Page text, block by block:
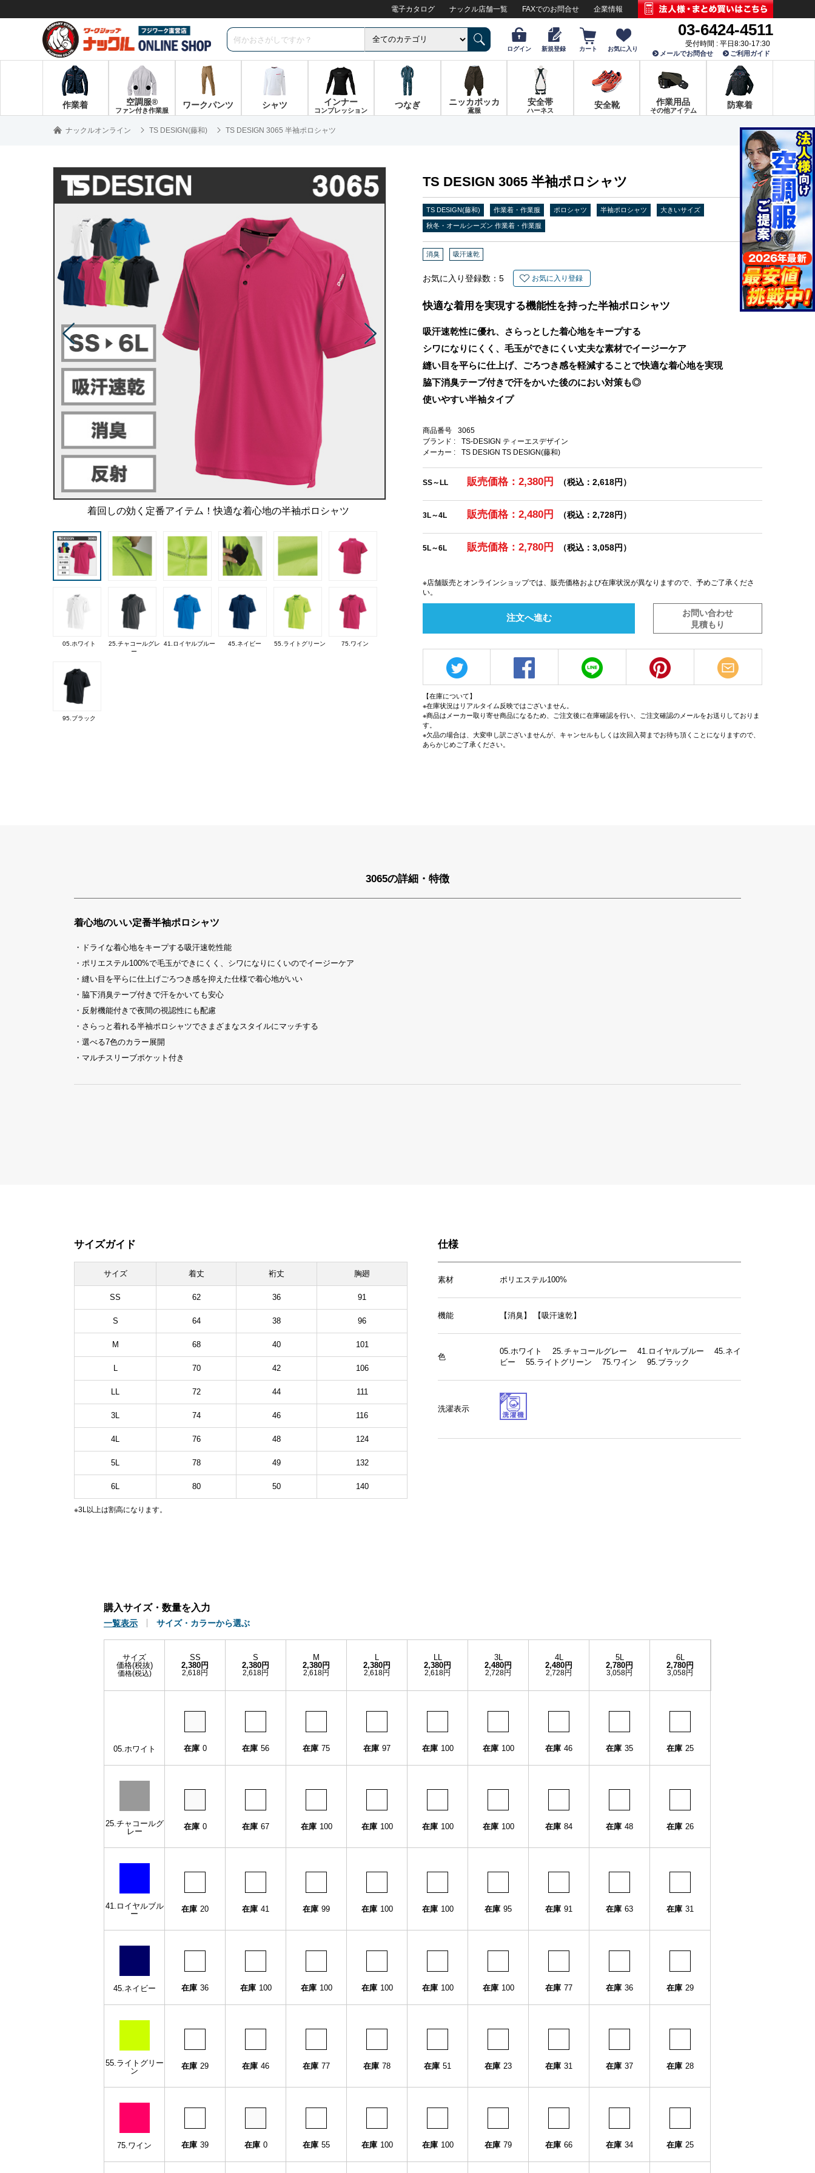
電子カタログ ナックル店舗一覧 FAXでのお問合せ 企業情報
ログイン 新規登録 カート お気に入り
03-6424-4511
受付時間 : 平日8:30-17:30
メールでお問合せ ご利用ガイド
作業着 空調服®
ファン付き作業服
ワークパンツ シャツ インナー
コンプレッション
つなぎ ニッカポッカ
鳶服
安全帯
ハーネス
安全靴 作業用品
その他アイテム
防寒着
ナックルオンライン TS DESIGN(藤和) TS DESIGN 3065 半袖ポロシャツ
着回しの効く定番アイテム！快適な着心地の半袖ポロシャツ
05.ホワイト
25.チャコールグレ
ー
41.ロイヤルブルー 45.ネイビー 55.ライトグリーン 75.ワイン
95.ブラック
TS DESIGN 3065 半袖ポロシャツ
TS DESIGN(藤和) 作業着・作業服 ポロシャツ 半袖ポロシャツ 大きいサイズ
秋冬・オールシーズン 作業着・作業服
消臭 吸汗速乾
お気に入り登録数： 5 お気に入り登録
快適な着用を実現する機能性を持った半袖ポロシャツ
吸汗速乾性に優れ、さらっとした着心地をキープする
シワになりにくく、毛玉ができにくい丈夫な素材でイージーケア
縫い目を平らに仕上げ、ごろつき感を軽減することで快適な着心地を実現
脇下消臭テープ付きで汗をかいた後のにおい対策も◎
使いやすい半袖タイプ
商品番号
3065
ブランド :
TS-DESIGN ティーエスデザイン
メーカー :
TS DESIGN TS DESIGN(藤和)
SS～LL 販売価格：2,380円 （税込：2,618円）
3L～4L 販売価格：2,480円 （税込：2,728円）
5L～6L 販売価格：2,780円 （税込：3,058円）
※店舗販売とオンラインショップでは、販売価格および在庫状況が異なりますので、予めご了承くださ
い。
注文へ進む
お問い合わせ
見積もり
【在庫について】
※在庫状況はリアルタイム反映ではございません。
※商品はメーカー取り寄せ商品になるため、ご注文後に在庫確認を行い、ご注文確認のメールをお送りしておりま
す。
※欠品の場合は、大変申し訳ございませんが、キャンセルもしくは次回入荷までお待ち頂くことになりますので、
あらかじめご了承ください。
3065の詳細・特徴
着心地のいい定番半袖ポロシャツ
・ドライな着心地をキープする吸汗速乾性能
・ポリエステル100%で毛玉ができにくく、シワになりにくいのでイージーケア
・縫い目を平らに仕上げごろつき感を抑えた仕様で着心地がいい
・脇下消臭テープ付きで汗をかいても安心
・反射機能付きで夜間の視認性にも配慮
・さらっと着れる半袖ポロシャツでさまざまなスタイルにマッチする
・選べる7色のカラー展開
・マルチスリーブポケット付き
サイズガイド
サイズ 着丈 裄丈 胸廻
SS 62 36 91
S 64 38 96
M 68 40 101
L 70 42 106
LL 72 44 111
3L 74 46 116
4L 76 48 124
5L 78 49 132
6L 80 50 140
※3L以上は割高になります。
仕様
素材 ポリエステル100%
機能 【消臭】 【吸汗速乾】
色
05.ホワイト 25.チャコールグレー 41.ロイヤルブルー 45.ネイ
ビー 55.ライトグリーン 75.ワイン 95.ブラック
洗濯表示
購入サイズ・数量を入力
一覧表示 サイズ・カラーから選ぶ
サイズ
価格(税抜)
価格(税込)
SS
2,380円
2,618円
S
2,380円
2,618円
M
2,380円
2,618円
L
2,380円
2,618円
LL
2,380円
2,618円
3L
2,480円
2,728円
4L
2,480円
2,728円
5L
2,780円
3,058円
6L
2,780円
3,058円
05.ホワイト 在庫 0 在庫 56 在庫 75 在庫 97 在庫 100 在庫 100 在庫 46 在庫 35 在庫 25
25.チャコールグ
レー
在庫 0 在庫 67 在庫 100 在庫 100 在庫 100 在庫 100 在庫 84 在庫 48 在庫 26
41.ロイヤルブル
ー
在庫 20 在庫 41 在庫 99 在庫 100 在庫 100 在庫 95 在庫 91 在庫 63 在庫 31
45.ネイビー 在庫 36 在庫 100 在庫 100 在庫 100 在庫 100 在庫 100 在庫 77 在庫 36 在庫 29
55.ライトグリー
ン
在庫 29 在庫 46 在庫 77 在庫 78 在庫 51 在庫 23 在庫 31 在庫 37 在庫 28
75.ワイン 在庫 39 在庫 0 在庫 55 在庫 100 在庫 100 在庫 79 在庫 66 在庫 34 在庫 25